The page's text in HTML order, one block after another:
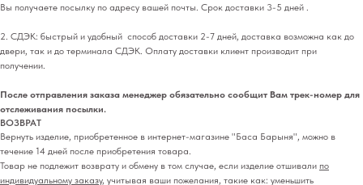
Вы получаете посылку по адресу вашей почты. Срок доставки 3-5 дней .
2. СДЭК: быстрый и удобный способ доставки 2-7 дней, доставка возможна как до
двери, так и до терминала СДЭК. Оплату доставки клиент производит при
получении.
После отправления заказа менеджер обязательно сообщит Вам трек-номер для
отслеживания посылки.
ВОЗВРАТ
Вернуть изделие, приобретенное в интернет-магазине "Баса Барыня", можно в
течение 14 дней после приобретения товара.
Товар не подлежит возврату и обмену в том случае, если изделие отшивали по
индивидуальному заказу, учитывая ваши пожелания, такие как: уменьшить